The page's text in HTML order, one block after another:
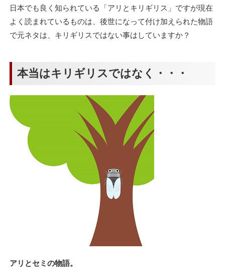
日本でも良く知られている「アリとキリギリス」ですが現在
よく読まれているものは、後世になって付け加えられた物語
で元ネタは、キリギリスではない事はしていますか？
本当はキリギリスではなく・・・
アリとセミの物語。